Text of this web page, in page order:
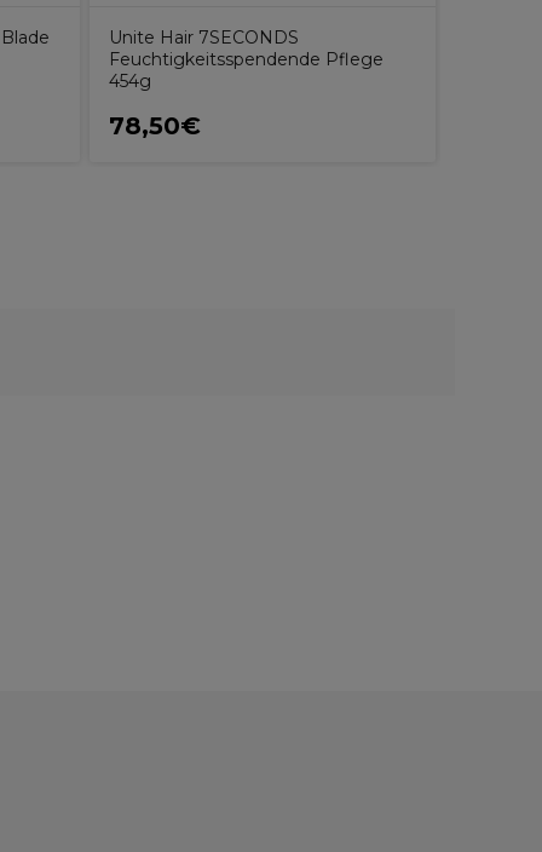
Unite Hair 7SECONDS
Feuchtigkeitsspendende Pflege
454g
78,50€